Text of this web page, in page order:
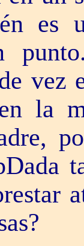
vez
la